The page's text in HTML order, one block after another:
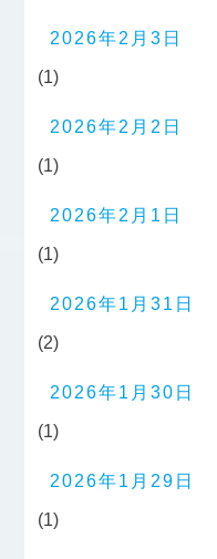
2026年2月3日
(1)
2026年2月2日
(1)
2026年2月1日
(1)
2026年1月31日
(2)
2026年1月30日
(1)
2026年1月29日
(1)